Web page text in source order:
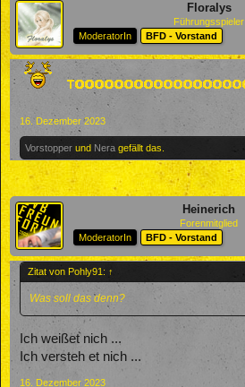
Floralys
Führungsspieler
ModeratorIn
BFD - Vorstand
16. Dezember 2023
Vorstopper und Nera gefällt das.
Heinerich
Forenmitglied
ModeratorIn
BFD - Vorstand
Zitat von Pohly91: ↑
Was soll das denn?
Ich weißet nich ...
Ich versteh et nich ...
16. Dezember 2023